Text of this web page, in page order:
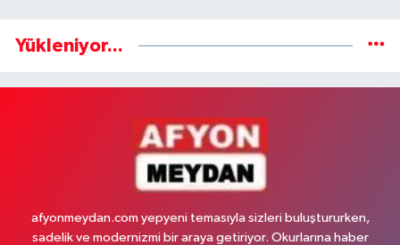
Yükleniyor...
afyonmeydan.com yepyeni temasıyla sizleri buluştururken,
sadelik ve modernizmi bir araya getiriyor. Okurlarına haber